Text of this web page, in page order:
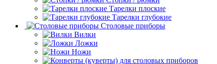
Тарелки плоские
Тарелки глубокие
Столовые приборы
Вилки
Ложки
Ножи